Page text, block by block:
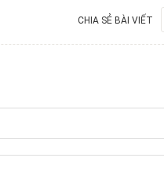
CHIA SẺ BÀI VIẾT